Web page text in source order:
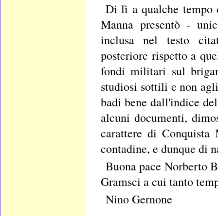
Di lì a qualche tempo
Manna presentò -
inclusa nel testo
posteriore rispetto a
fondi militari sul
studiosi sottili e non
badi bene dall'indice
alcuni documenti,
carattere di Conquista
contadine, e dunque di
Buona pace Norberto
Gramsci a cui tanto
Nino Gernone